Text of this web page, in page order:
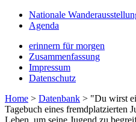
Nationale
Agenda
erinnern für morgen
Zusammenfassung
Impressum
Datenschutz
Home > Datenbank > "Du wirst
Tagebuch eines fremdplatzierten
Leben. um seine Jugend zu